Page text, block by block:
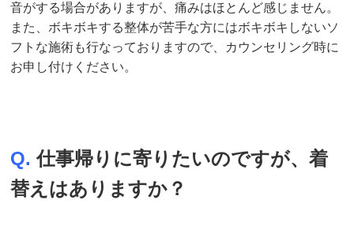
音がする場合がありますが、痛みはほとんど感じません。
また、ボキボキする整体が苦手な方にはボキボキしないソ
フトな施術も行なっておりますので、カウンセリング時に
お申し付けください。
Q. 仕事帰りに寄りたいのですが、着
替えはありますか？